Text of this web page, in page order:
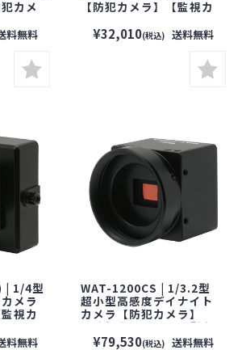
カメ
リティ
】
料無料
【防犯カメラ】【監視カ
【セキュリティーカメラ】
【WATEC】【ワテック】
¥32,010(税込) 送料無料
| 1/4型
メラ
視カ
】
メラ】
料無料
WAT-1200CS | 1/3.2型
超小型高感度デイナイト
カメラ【防犯カメラ】
【監視カメラ】【小型カ
メラ】【セキュリティーカ
¥79,530(税込) 送料無料